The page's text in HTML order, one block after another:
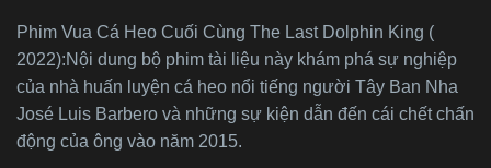
Phim Vua Cá Heo Cuối Cùng The Last Dolphin King (
2022):Nội dung bộ phim tài liệu này khám phá sự nghiệp
của nhà huấn luyện cá heo nổi tiếng người Tây Ban Nha
José Luis Barbero và những sự kiện dẫn đến cái chết chấn
động của ông vào năm 2015.